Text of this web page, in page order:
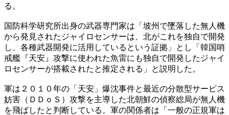
る。
国防科学研究所出身の武器専門家は「坡州で墜落した無人機
から発見されたジャイロセンサーは、北がこれを独自で開発
し、各種武器開発に活用しているという証拠」とし「韓国哨
戒艦『天安』攻撃に使われた魚雷にも独自で開発したジャイ
ロセンサーが搭載されたと推定される」と説明した。
軍は２０１０年の「天安」爆沈事件と最近の分散型サービス
妨害（ＤＤｏＳ）攻撃を主導した北朝鮮の偵察総局が無人機
を飛ばしたと判断している。軍の関係者は「一般の正規軍は